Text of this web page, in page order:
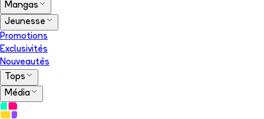
Mangas
Jeunesse
Promotions
Exclusivités
Nouveautés
Tops
Média